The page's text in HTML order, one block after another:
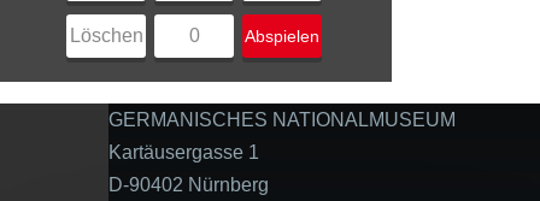
Löschen 0 Abspielen
GERMANISCHES NATIONALMUSEUM
Kartäusergasse 1
D-90402 Nürnberg